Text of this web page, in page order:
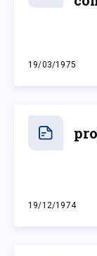
19/03/1975
mercredi 19
19/12/1974
jeudi 19